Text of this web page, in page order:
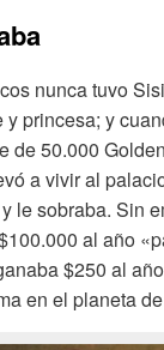
nunca tuvo
princesa; y
de 50.000
a vivir al
le sobraba. Sin
al año
$250 al
en el planeta